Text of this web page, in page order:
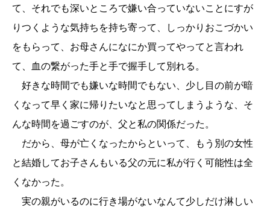
て、それでも深いところで嫌い合っていないことにすが
りつくような気持ちを持ち寄って、しっかりおこづかい
をもらって、お母さんになにか買ってやってと言われ
て、血の繋がった手と手で握手して別れる。
好きな時間でも嫌いな時間でもない、少し目の前が暗
くなって早く家に帰りたいなと思ってしまうような、そ
んな時間を過ごすのが、父と私の関係だった。
だから、母が亡くなったからといって、もう別の女性
と結婚してお子さんもいる父の元に私が行く可能性は全
くなかった。
実の親がいるのに行き場がないなんて少しだけ淋しい